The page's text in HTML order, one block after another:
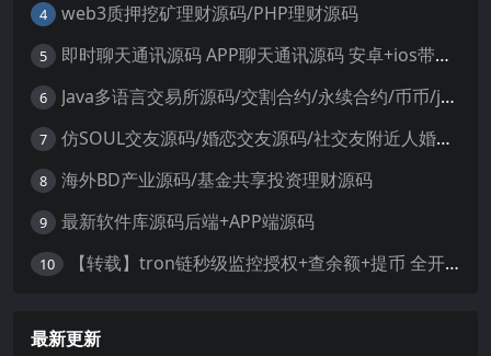
4 web3质押挖矿理财源码/PHP理财源码
5 即时聊天通讯源码 APP聊天通讯源码 安卓+ios带后端源码控制
6 Java多语言交易所源码/交割合约/永续合约/币币/java服务端
7 仿SOUL交友源码/婚恋交友源码/社交友附近人婚恋约仿陌陌APP源码系统
8 海外BD产业源码/基金共享投资理财源码
9 最新软件库源码后端+APP端源码
10 【转载】tron链秒级监控授权+查余额+提币 全开源带视频教程文字教程
最新更新